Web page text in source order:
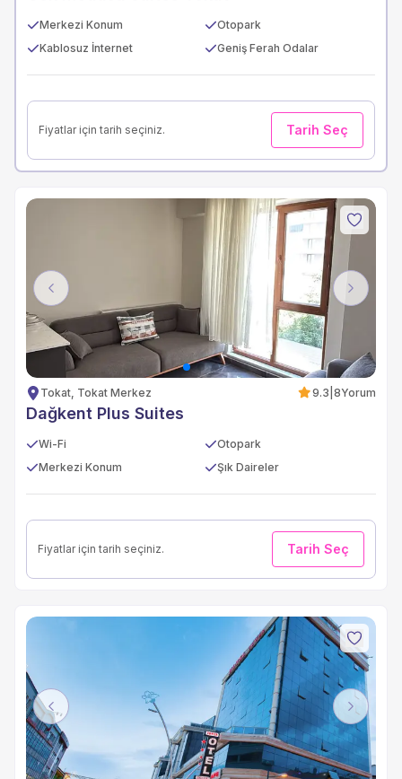
Merkezi Konum
Otopark
Kablosuz İnternet
Geniş Ferah Odalar
Fiyatlar için tarih seçiniz. Tarih Seç
Previous Next
Tokat, Tokat Merkez 9.3 8Yorum
Dağkent Plus Suites
Wi-Fi
Otopark
Merkezi Konum
Şık Daireler
Fiyatlar için tarih seçiniz. Tarih Seç
Previous Next